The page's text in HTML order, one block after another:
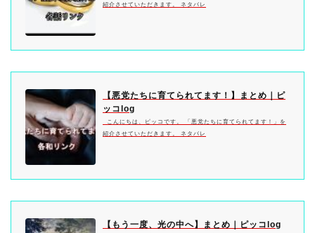
紹介させていただきます。 ネタバレ
【悪党たちに育てられてます！】まとめ｜ピ
ッコlog
こんにちは、ピッコです。 「悪党たちに育てられてます！」を
紹介させていただきます。 ネタバレ
【もう一度、光の中へ】まとめ｜ピッコlog